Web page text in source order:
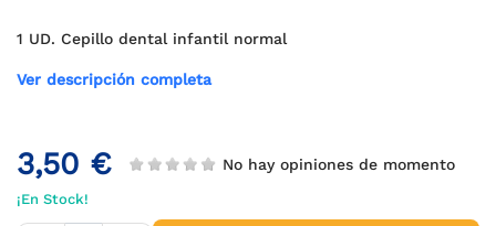
1 UD. Cepillo dental infantil normal
Ver descripción completa
3,50 € No hay opiniones de momento
¡En Stock!